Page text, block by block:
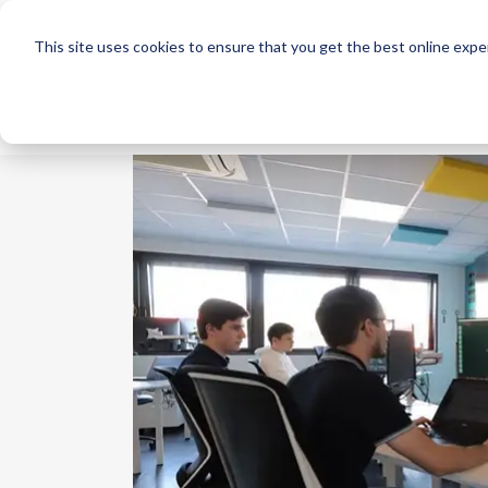
This site uses cookies to ensure that you get the best online